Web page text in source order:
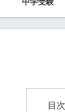
目次